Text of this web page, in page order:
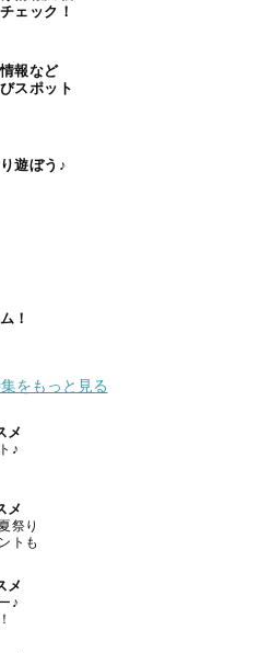
ェック！
報など
スポット
遊ぼう♪
！
をもっと見る
メ
♪
メ
祭り
トも
メ
♪